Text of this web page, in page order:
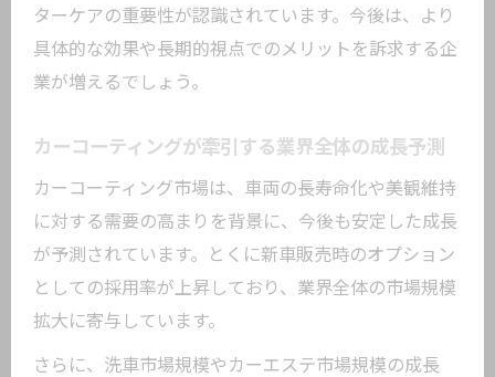
ターケアの重要性が認識されています。今後は、より
具体的な効果や長期的視点でのメリットを訴求する企
業が増えるでしょう。
カーコーティングが牽引する業界全体の成長予測
カーコーティング市場は、車両の長寿命化や美観維持
に対する需要の高まりを背景に、今後も安定した成長
が予測されています。とくに新車販売時のオプション
としての採用率が上昇しており、業界全体の市場規模
拡大に寄与しています。
さらに、洗車市場規模やカーエステ市場規模の成長